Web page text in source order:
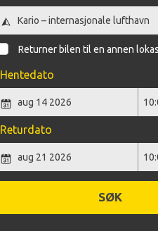
Returner bilen til en annen
Hentedato
Returdato
SØK